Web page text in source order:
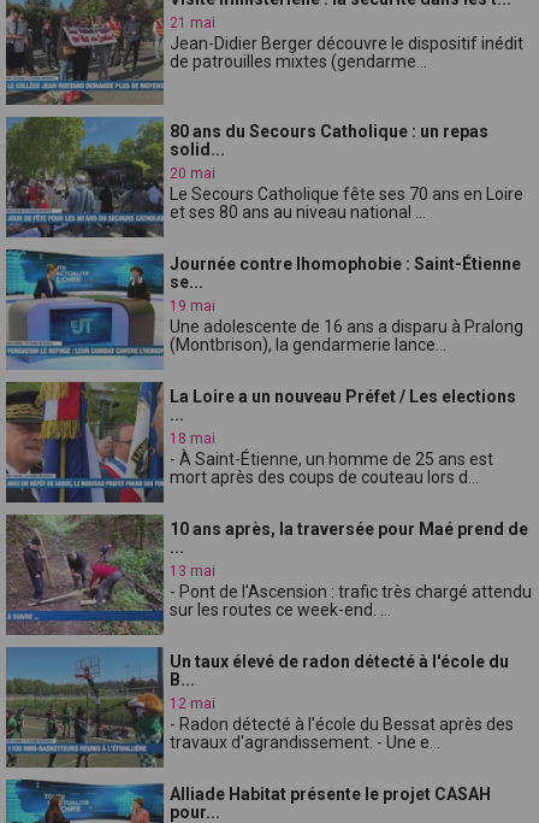
21 mai
Jean-Didier Berger découvre le dispositif inédit
de patrouilles mixtes (gendarme...
80 ans du Secours Catholique : un repas
solid...
20 mai
Le Secours Catholique fête ses 70 ans en Loire
et ses 80 ans au niveau national ...
Journée contre lhomophobie : Saint-Étienne
se...
19 mai
Une adolescente de 16 ans a disparu à Pralong
(Montbrison), la gendarmerie lance...
La Loire a un nouveau Préfet / Les elections
...
18 mai
- À Saint-Étienne, un homme de 25 ans est
mort après des coups de couteau lors d...
10 ans après, la traversée pour Maé prend de
...
13 mai
- Pont de l'Ascension : trafic très chargé attendu
sur les routes ce week-end. ...
Un taux élevé de radon détecté à l'école du
B...
12 mai
- Radon détecté à l'école du Bessat après des
travaux d'agrandissement. - Une e...
Alliade Habitat présente le projet CASAH
pour...